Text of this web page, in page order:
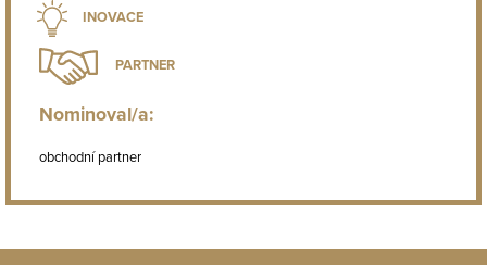
INOVACE
PARTNER
Nominoval/a:
obchodní partner